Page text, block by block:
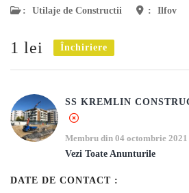
: Utilaje de Constructii : Ilfov
1 lei Închiriere
SS KREMLIN
Membru din 04 octombrie 2021
Vezi Toate Anunturile
DATE DE CONTACT :